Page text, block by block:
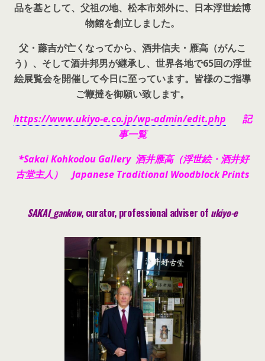
品を基として、父祖の地、松本市郊外に、日本浮世絵博
物館を創立しました。
父・藤吉が亡くなってから、酒井信夫・雁高（がんこ
う）、そして酒井邦男が継承し、世界各地で65回の浮世
絵展覧会を開催して今日に至っています。皆様のご指導
ご鞭撻を御願い致します。
https://www.ukiyo-e.co.jp/wp-admin/edit.php 記
事一覧
*Sakai Kohkodou Gallery 酒井雁高（浮世絵・酒井好
古堂主人） Japanese Traditional Woodblock Prints
SAKAI_gankow, curator, professional adviser of ukiyo-e